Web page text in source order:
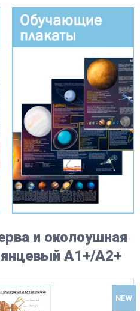
и околоушная
А1+/А2+
NEW